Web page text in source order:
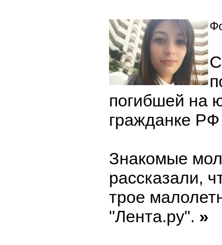
погибшей на
гражданке
Знакомые
рассказали,
трое
"Лента.ру". »